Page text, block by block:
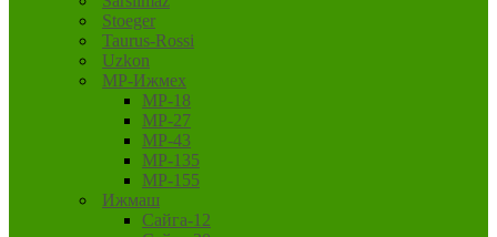
Stoeger
Taurus-Rossi
Uzkon
MP-Ижмех
MP-18
MP-27
MP-43
MP-135
MP-155
Ижмаш
Сайга-12